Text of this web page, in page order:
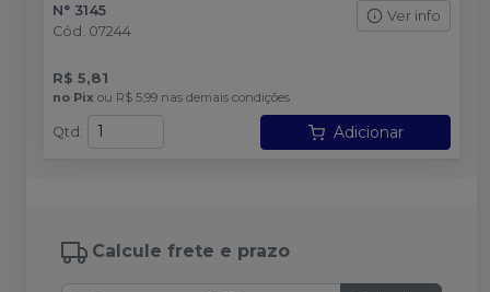
N° 3145
Cód. 07244
Ver info
R$ 5,81
no Pix ou R$ 5,99 nas demais condições
Qtd : Adicionar
Calcule frete e prazo